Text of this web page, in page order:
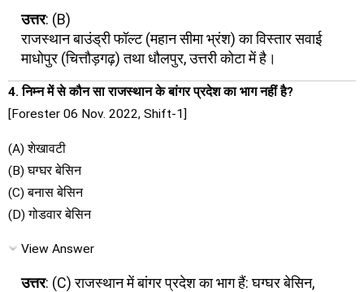
उत्तर: (B)
राजस्थान बाउंड्री फॉल्ट (महान सीमा भ्रंश) का विस्तार सवाई
माधोपुर (चित्तौड़गढ़) तथा धौलपुर, उत्तरी कोटा में है।
4. निम्न में से कौन सा राजस्थान के बांगर प्रदेश का भाग नहीं है?
[Forester 06 Nov. 2022, Shift-1]
(A) शेखावटी
(B) घग्घर बेसिन
(C) बनास बेसिन
(D) गोडवार बेसिन
View Answer
उत्तर: (C) राजस्थान में बांगर प्रदेश का भाग हैं: घग्घर बेसिन,